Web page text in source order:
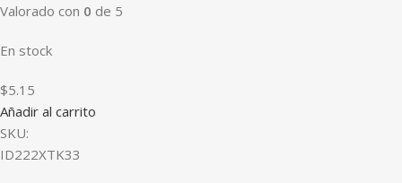
Valorado con 0 de 5
En stock
$5.15
Añadir al carrito
SKU:
ID222XTK33